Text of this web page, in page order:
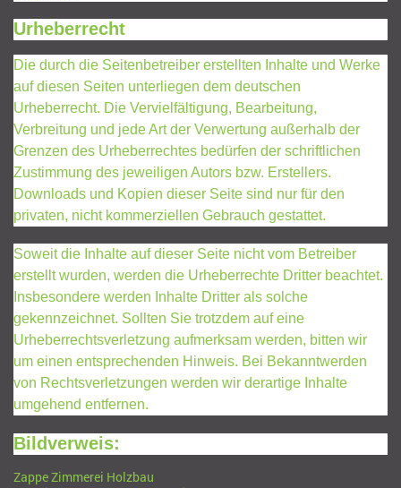
Urheberrecht
Die durch die Seitenbetreiber erstellten Inhalte und Werke
auf diesen Seiten unterliegen dem deutschen
Urheberrecht. Die Vervielfältigung, Bearbeitung,
Verbreitung und jede Art der Verwertung außerhalb der
Grenzen des Urheberrechtes bedürfen der schriftlichen
Zustimmung des jeweiligen Autors bzw. Erstellers.
Downloads und Kopien dieser Seite sind nur für den
privaten, nicht kommerziellen Gebrauch gestattet.
Soweit die Inhalte auf dieser Seite nicht vom Betreiber
erstellt wurden, werden die Urheberrechte Dritter beachtet.
Insbesondere werden Inhalte Dritter als solche
gekennzeichnet. Sollten Sie trotzdem auf eine
Urheberrechtsverletzung aufmerksam werden, bitten wir
um einen entsprechenden Hinweis. Bei Bekanntwerden
von Rechtsverletzungen werden wir derartige Inhalte
umgehend entfernen.
Bildverweis:
Zappe Zimmerei Holzbau